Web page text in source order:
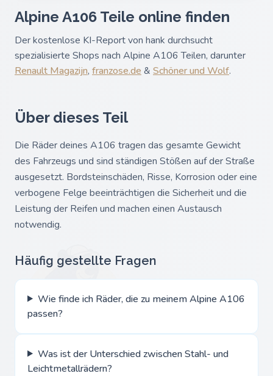
Alpine A106 Teile online finden
Der kostenlose KI-Report von hank durchsucht
spezialisierte Shops nach Alpine A106 Teilen, darunter
Renault Magazijn, franzose.de & Schöner und Wolf.
Über dieses Teil
Die Räder deines A106 tragen das gesamte Gewicht
des Fahrzeugs und sind ständigen Stößen auf der Straße
ausgesetzt. Bordsteinschäden, Risse, Korrosion oder eine
verbogene Felge beeinträchtigen die Sicherheit und die
Leistung der Reifen und machen einen Austausch
notwendig.
Häufig gestellte Fragen
Wie finde ich Räder, die zu meinem Alpine A106
passen?
Was ist der Unterschied zwischen Stahl- und
Leichtmetallrädern?